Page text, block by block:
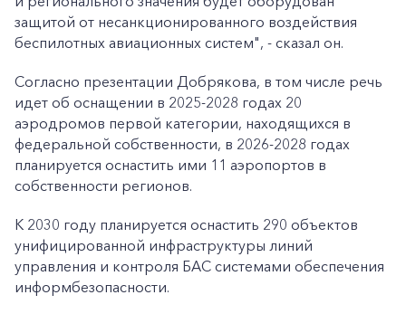
защитой от несанкционированного воздействия
беспилотных авиационных систем", - сказал он.
Согласно презентации Добрякова, в том числе речь
идет об оснащении в 2025-2028 годах 20
аэродромов первой категории, находящихся в
федеральной собственности, в 2026-2028 годах
планируется оснастить ими 11 аэропортов в
собственности регионов.
К 2030 году планируется оснастить 290 объектов
унифицированной инфраструктуры линий
управления и контроля БАС системами обеспечения
информбезопасности.